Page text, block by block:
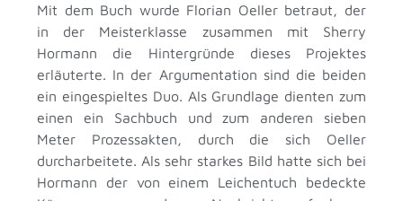
Mit dem Buch wurde Florian Oeller betraut, der
in der Meisterklasse zusammen mit Sherry
Hormann die Hintergründe dieses Projektes
erläuterte. In der Argumentation sind die beiden
ein eingespieltes Duo. Als Grundlage dienten zum
einen ein Sachbuch und zum anderen sieben
Meter Prozessakten, durch die sich Oeller
durcharbeitete. Als sehr starkes Bild hatte sich bei
Hormann der von einem Leichentuch bedeckte